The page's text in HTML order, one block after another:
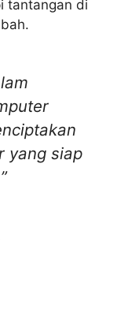
tantangan di
yang siap